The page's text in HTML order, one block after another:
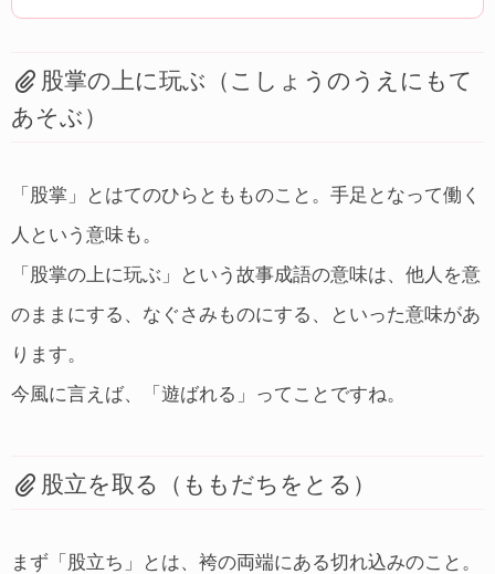
股掌の上に玩ぶ（こしょうのうえにもて
あそぶ）
「股掌」とはてのひらともものこと。手足となって働く
人という意味も。
「股掌の上に玩ぶ」という故事成語の意味は、他人を意
のままにする、なぐさみものにする、といった意味があ
ります。
今風に言えば、「遊ばれる」ってことですね。
股立を取る（ももだちをとる）
まず「股立ち」とは、袴の両端にある切れ込みのこと。